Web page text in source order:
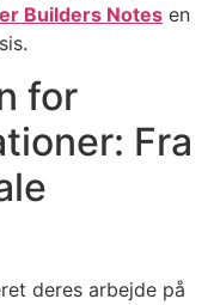
Builders Notes en
for
Fra
deres arbejde på